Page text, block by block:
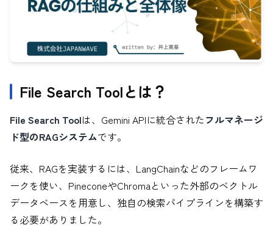
File Search Toolとは？
File Search Toolは、Gemini APIに統合されたフルマネージ
ド型のRAGシステムです。
従来、RAGを実装するには、LangChainなどのフレームワ
ークを使い、PineconeやChromaといった外部のベクトル
データベースを用意し、独自の検索パイプラインを構築す
る必要がありました。